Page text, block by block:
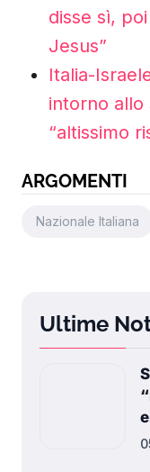
disse sì,
Jesus”
Italia-
intorno allo
“altissimo
ARGOMENTI
Nazionale Italiana
Ultime